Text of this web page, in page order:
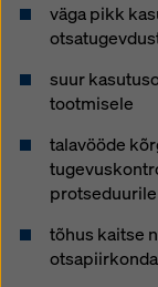
väga pikk
suur
tootmisele
talavööde
protseduurile
tõhus kaitse
küpsiste
küpsiste
tulevase
tühistada,
Lisateavet